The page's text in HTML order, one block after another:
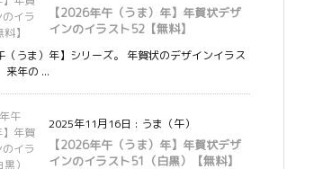
【2026年午（うま）年】年賀状デザ
インのイラスト52【無料】
（うま）年】シリーズ。 年賀状のデザインイラス
来年の ...
2025年11月16日 : うま（午）
【2026年午（うま）年】年賀状デザ
インのイラスト51（白黒）【無料】